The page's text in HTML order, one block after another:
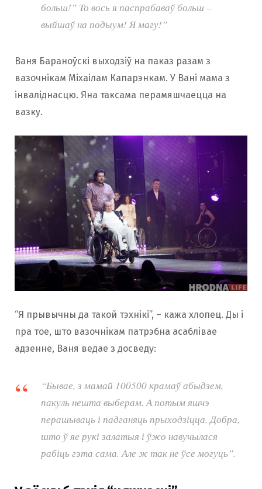
больш!” То вось я паспрабаваў больш –
выйшаў на подыум! Я магу!”
Ваня Бараноўскі выходзіў на паказ разам з
вазочнікам Міхаілам Капарэнкам. У Вані мама з
інваліднасцю. Яна таксама перамяшчаецца на
вазку.
“Я прывычны да такой тэхнікі”, – кажа хлопец. Ды і
пра тое, што вазочнікам патрэбна асаблівае
адзенне, Ваня ведае з досведу:
“Бывае, з мамай 100500 крамаў абыдзем,
пакуль нешта выберам. А потым яшчэ
перашываць і падганяць прыходзіцца. Добра,
што ў яе рукі залатыя і ўжо навучылася
рабіць гэта сама. Але ж так не ўсе могуць”.